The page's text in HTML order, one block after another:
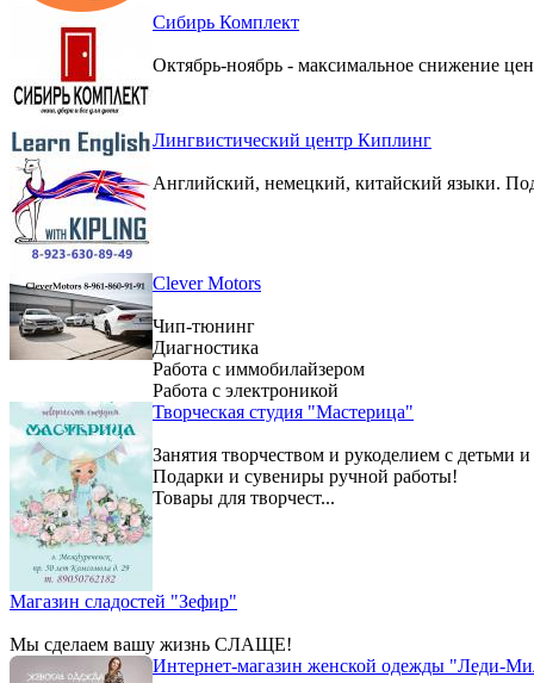
Сибирь Комплект
Октябрь-ноябрь - максимальное снижение
Лингвистический центр Киплинг
Английский, немецкий, китайский языки.
Clever Motors
Чип-тюнинг
Диагностика
Работа с иммобилайзером
Работа с электроникой
Творческая студия "Мастерица"
Занятия творчеством и рукоделием с детьми
Подарки и сувениры ручной работы!
Товары для творчест...
Магазин сладостей "Зефир"
Мы сделаем вашу жизнь СЛАЩЕ!
Интернет-магазин женской одежды "Леди-